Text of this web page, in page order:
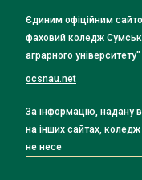
Єдиним офіційним
фаховий коледж
аграрного університету"
ocsnau.net
За інформацію, надану
на інших сайтах, коледж
не несе